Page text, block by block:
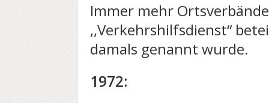
Immer mehr
,,Verkehrshilfsdienst“
damals genannt wur­de.
1972: